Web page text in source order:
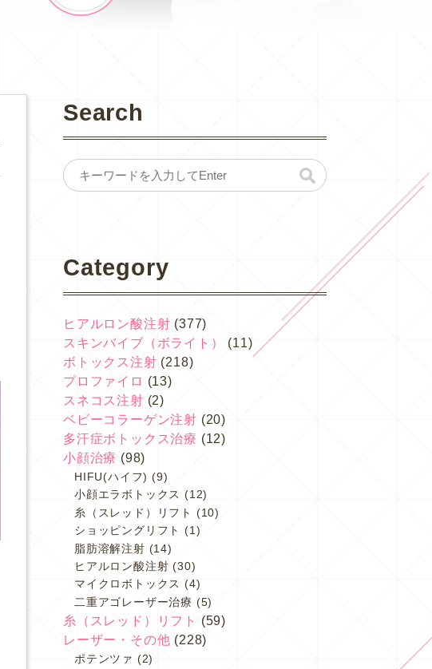
Search
Category
ヒアルロン酸注射 (377)
スキンバイブ（ボライト）
(11)
ボトックス注射 (218)
プロファイロ (13)
スネコス注射 (2)
ベビーコラーゲン注射 (20)
多汗症ボトックス治療 (12)
小顔治療 (98)
HIFU(ハイフ) (9)
小顔エラボトックス (12)
糸（スレッド）リフト
(10)
ショッピングリフト
(1)
脂肪溶解注射 (14)
ヒアルロン酸注射 (30)
マイクロボトックス (4)
二重アゴレーザー治療 (5)
糸（スレッド）リフト
(59)
レーザー・その他 (228)
ポテンツァ (2)